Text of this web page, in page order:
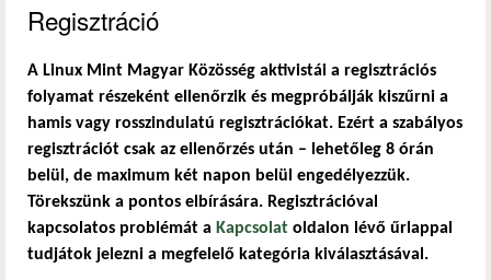
Regisztráció
A Linux Mint Magyar Közösség aktivistái a regisztrációs
folyamat részeként ellenőrzik és megpróbálják kiszűrni a
hamis vagy rosszindulatú regisztrációkat. Ezért a szabályos
regisztrációt csak az ellenőrzés után – lehetőleg 8 órán
belül, de maximum két napon belül engedélyezzük.
Törekszünk a pontos elbírására. Regisztrációval
kapcsolatos problémát a Kapcsolat oldalon lévő űrlappal
tudjátok jelezni a megfelelő kategória kiválasztásával.